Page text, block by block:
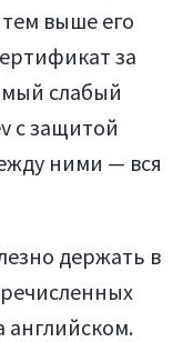
выше его
за
слабый
с защитой
ними — вся
держать в
английском.